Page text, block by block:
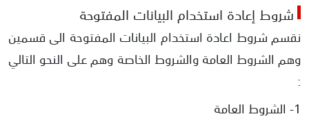
شروط إعادة استخدام البيانات المفتوحة
نقسم شروط اعادة استخدام البيانات المفتوحة الى قسمين
وهم الشروط العامة والشروط الخاصة وهم على النحو التالي
:
1- الشروط العامة